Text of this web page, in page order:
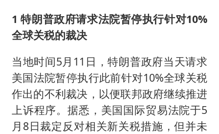
1 特朗普政府请求法院暂停执行针对10%
全球关税的裁决
当地时间5月11日，特朗普政府当天请求
美国法院暂停执行此前针对10%全球关税
作出的不利裁决，以便联邦政府继续推进
上诉程序。据悉，美国国际贸易法院于5
月8日裁定反对相关新关税措施，但并未